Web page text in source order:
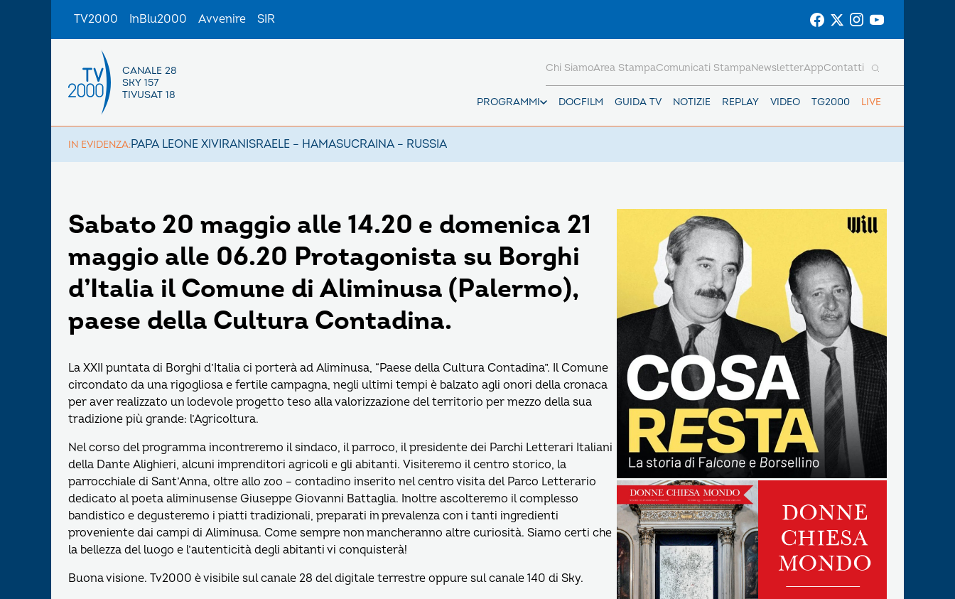
TV2000 InBlu2000 Avvenire SIR
CANALE 28
SKY 157
TIVUSAT 18
PROGRAMMI DOCFILM GUIDA TV NOTIZIE REPLAY VIDEO TG2000 LIVE
Chi SiamoArea StampaComunicati StampaNewsletterAppContatti
IN EVIDENZA:PAPA LEONE XIVIRANISRAELE – HAMASUCRAINA – RUSSIA
Sabato 20 maggio alle 14.20 e domenica 21
maggio alle 06.20 Protagonista su Borghi
d’Italia il Comune di Aliminusa (Palermo),
paese della Cultura Contadina.
La XXII puntata di Borghi d’Italia ci porterà ad Aliminusa, “Paese della Cultura Contadina”. Il Comune
circondato da una rigogliosa e fertile campagna, negli ultimi tempi è balzato agli onori della cronaca
per aver realizzato un lodevole progetto teso alla valorizzazione del territorio per mezzo della sua
tradizione più grande: l’Agricoltura.
Nel corso del programma incontreremo il sindaco, il parroco, il presidente dei Parchi Letterari Italiani
della Dante Alighieri, alcuni imprenditori agricoli e gli abitanti. Visiteremo il centro storico, la
parrocchiale di Sant’Anna, oltre allo zoo – contadino inserito nel centro visita del Parco Letterario
dedicato al poeta aliminusense Giuseppe Giovanni Battaglia. Inoltre ascolteremo il complesso
bandistico e degusteremo i piatti tradizionali, preparati in prevalenza con i tanti ingredienti
proveniente dai campi di Aliminusa. Come sempre non mancheranno altre curiosità. Siamo certi che
la bellezza del luogo e l’autenticità degli abitanti vi conquisterà!
Buona visione. Tv2000 è visibile sul canale 28 del digitale terrestre oppure sul canale 140 di Sky.